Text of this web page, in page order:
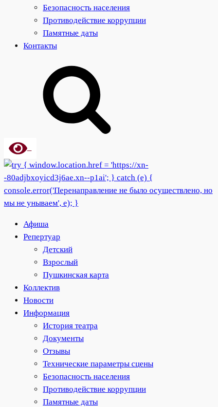
Безопасность населения
Противодействие коррупции
Памятные даты
Контакты
Афиша
Репертуар
Детский
Взрослый
Пушкинская карта
Коллектив
Новости
Информация
История театра
Документы
Отзывы
Технические параметры сцены
Безопасность населения
Противодействие коррупции
Памятные даты